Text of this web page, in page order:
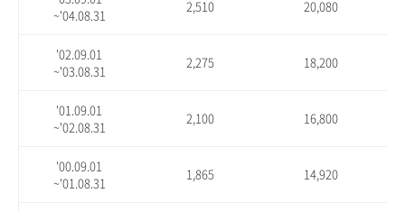
~'04.08.31
2,510 20,080
'02.09.01
~'03.08.31
2,275 18,200
'01.09.01
~'02.08.31
2,100 16,800
'00.09.01
~'01.08.31
1,865 14,920